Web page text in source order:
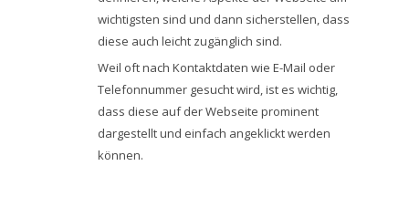
wichtigsten sind und dann sicherstellen, dass
diese auch leicht zugänglich sind.
Weil oft nach Kontaktdaten wie E-Mail oder
Telefonnummer gesucht wird, ist es wichtig,
dass diese auf der Webseite prominent
dargestellt und einfach angeklickt werden
können.